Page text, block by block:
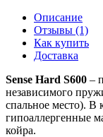
Описание
Отзывы (1)
Как купить
Доставка
Sense Hard S600 –
независимого
спальное место). В
гипоаллергенные
койра.